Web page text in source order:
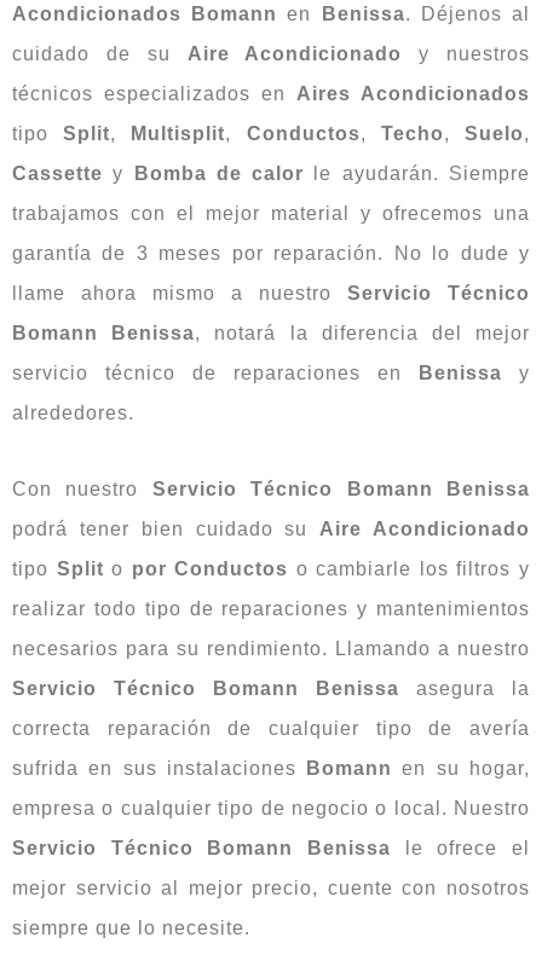
Acondicionados Bomann en Benissa. Déjenos al
cuidado de su Aire Acondicionado
y nuestros
técnicos especializados en Aires Acondicionados
tipoSplit, Multisplit, Conductos, Techo,Suelo,
Cassette y Bomba de calor
le ayudarán. Siempre
trabajamos con el mejor material y ofrecemos una
garantía de 3 meses por reparación. No lo dude y
llame ahora mismo a nuestro Servicio Técnico
Bomann Benissa, notará la diferencia del mejor
servicio técnico de reparaciones en
Benissa y
alrededores.
Con nuestro Servicio Técnico Bomann Benissa
podrá tener bien cuidado su Aire Acondicionado
tipo Splito por Conductos o cambiarle los filtros y
realizar todo tipo de reparaciones y mantenimientos
necesarios para su rendimiento. Llamando a nuestro
Servicio Técnico Bomann Benissa asegura la
correcta reparación de cualquier tipo de avería
sufrida en sus instalaciones
Bomann en su hogar,
empresa o cualquier tipo de negocio o local. Nuestro
Servicio Técnico Bomann Benissa
le ofrece el
mejor servicio al mejor precio, cuente con nosotros
siempre que lo necesite.